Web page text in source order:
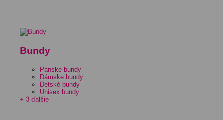
Bundy
Pánske bundy
Dámske bundy
Detské bundy
Unisex bundy
+ 3 ďalšie